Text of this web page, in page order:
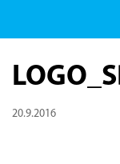
20.9.2016